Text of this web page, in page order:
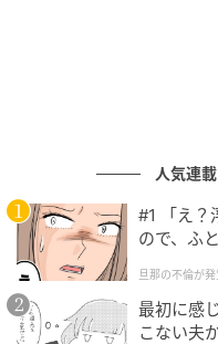
んとのやりとりなども
あるアクセサリー作り
きな新作をプレゼント
この方から一度も配偶
「お互いが自分のやり
人気連
#1 「え？
ので、ふ
クチャに
旦那の不倫が
最初に感
こない夫